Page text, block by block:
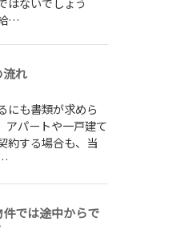
…
流れ
にも書類が求めら
アパートや一戸建て
約する場合も、当
では途中からで